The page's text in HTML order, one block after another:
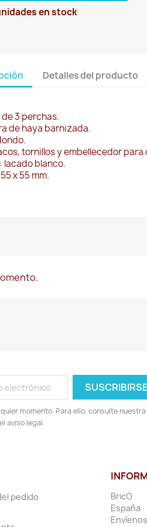
en stock
Detalles del producto
3 perchas.
de haya barnizada.
tornillos y embellecedor para
lacado blanco.
x 55 mm.
momento. Para ello, consulte nuestra
aviso legal.
pedido
BricO
España